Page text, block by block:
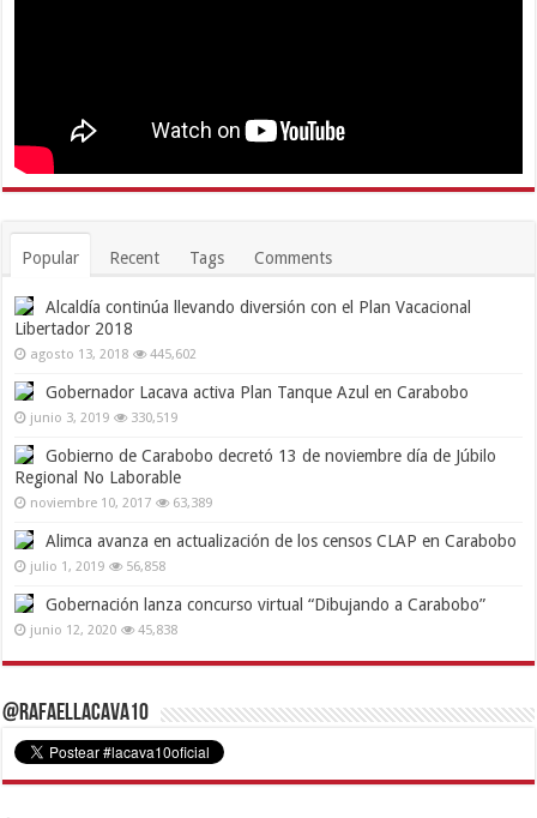
Popular Recent Tags Comments
Alcaldía continúa llevando diversión con el Plan Vacacional
Libertador 2018
agosto 13, 2018 445,602
Gobernador Lacava activa Plan Tanque Azul en Carabobo
junio 3, 2019 330,519
Gobierno de Carabobo decretó 13 de noviembre día de Júbilo
Regional No Laborable
noviembre 10, 2017 63,389
Alimca avanza en actualización de los censos CLAP en Carabobo
julio 1, 2019 56,858
Gobernación lanza concurso virtual “Dibujando a Carabobo”
junio 12, 2020 45,838
@RafaelLacava10